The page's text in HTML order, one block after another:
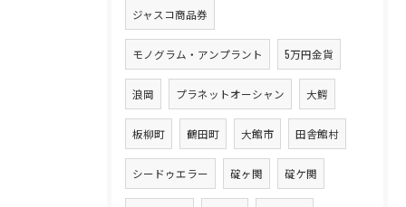
ジャスコ商品券
モノグラム・アンプラント 5万円金貨
浪岡 プラネットオーシャン 大鰐
板柳町 鶴田町 大館市 田舎館村
シードゥエラー 碇ヶ関 碇ケ関